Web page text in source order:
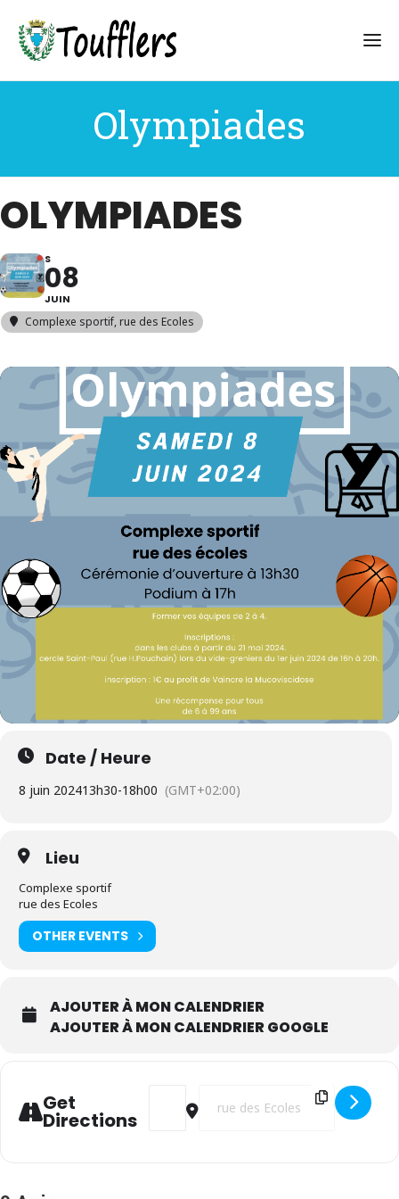
Olympiades
OLYMPIADES
S
08
JUIN
Complexe sportif, rue des Ecoles
Date / Heure
8 juin 202413h30-18h00 (GMT+02:00)
Lieu
Complexe sportif
rue des Ecoles
OTHER EVENTS
AJOUTER À MON CALENDRIER
AJOUTER À MON CALENDRIER GOOGLE
Get
Directions
Address - Olympiades [OsgV1XSQk]
Destination Address -